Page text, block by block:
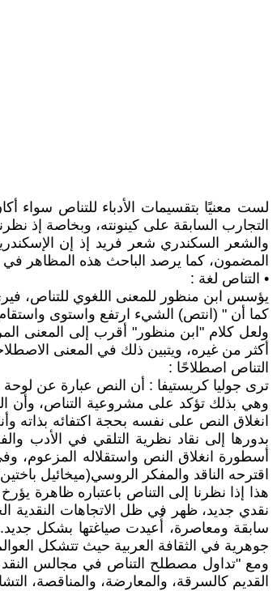
لست معنيًا بتقسيمات الأدباء للتناص سواء
التجارب السابقة على كينونته، وبخاصة إذ
والشعر السكندري شعر فريد إذ إن
المضمون، كما يرصد الباحث هذه المظاهر
• التناص لغة :
يؤسس ابن منظور للمعنى اللغوي للتناص،
كما أن " (انتص) الشيء ارتفع واستوى
ولعل كلام "ابن منظور" أقرب إلى المعنى
أكثر من غيره، ويتبين ذلك في المعنى
التناص اصطلاحًا :
ترى جوليا كريستيفا : أن النص عبارة عن
وهي بذلك تؤكد على مشروعية التناص، وأن
انغلاق النص على نفسه بحجة اكتفائه بذاته
بدورها إلى نقاد نظرية التلقي في الأدب
أسطورة انغلاق النص واستقلاله المزعوم،
اقترحه الناقد والمفكر الروسي(ميخائيل
هذا إذا نظرنا إلى التناص باعتباره ظاهرة
نقدي جديد، ظهر في ظل الاتجاهات النقدية
سابقة ومعاصرة، أُعيدت صياغتها بشكل
جوهرية في الثقافة العربية حيث تتشكل
ومع "تداول مصطلح التناص في مجالس النقد
القديم كالسرقة، والمعارضة، والمناقصة،